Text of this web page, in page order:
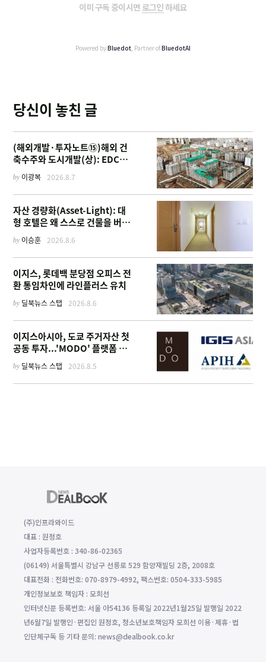
이미 구독 중이시면 로그인하세요
Powered byBluedot , Partner ofBluedotAI
당신이 놓친 글
(해외개발·투자노트⑮)해외 건
축수주와 도시개발(상): EDCF
부터 계열사 진출 위한 복합시설
까지
by 이광복 2026.8.7
자산 경량화(Asset-Light): 대
형 호텔은 왜 스스로 건물을 버리
고 '이름'만 팔기 시작했을까
by 이승훈 2026.8.6
이지스, 롯데백 분당점 오피스 전
환 통임차인에 라인플러스 유치
by 딜북뉴스 스탭 2026.8.6
이지스아시아, 도쿄 주거자산 첫
공동 투자...'MODO' 플랫폼 가
동
by 딜북뉴스 스탭 2026.8.5
(주)인프라와이드
대표 : 원정호
사업자등록번호 : 340-86-02365
(06149) 서울특별시 강남구 선릉로 529 함양재빌딩 2층, 2008호
대표전화 : 전화번호: 070-8979-4992, 팩스번호: 0504-333-5985
개인정보보호 책임자 : 모희선
인터넷신문 등록번호: 서울 아54136 등록일 2022년1월25일 발행일 2022
년6월7일 발행인·편집인 원정호, 청소년보호책임자 모희선 이용·제휴·법
인단체구독 등 기타 문의: news@dealbook.co.kr